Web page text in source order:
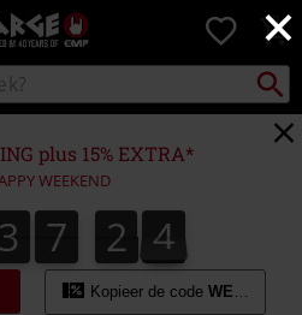
×
Large
–
Muziek-,
en
gaming-
merch
+
alternatieve
kleding
0
zoeken
plus 15% EXTRA*
WEEKEND
3
3 7
7 2
3
2 2
3
2
4
3
Kopieer de code WEEKEND